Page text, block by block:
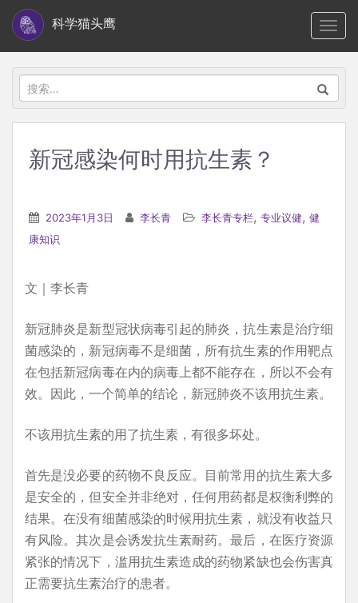
i
科学猫头鹰
搜
索：
新冠感染何时用抗生素？
2023年1月3日 李长青 李长青专栏, 专业议健, 健
康知识
文｜李长青
新冠肺炎是新型冠状病毒引起的肺炎，抗生素是治疗细
菌感染的，新冠病毒不是细菌，所有抗生素的作用靶点
在包括新冠病毒在内的病毒上都不能存在，所以不会有
效。因此，一个简单的结论，新冠肺炎不该用抗生素。
不该用抗生素的用了抗生素，有很多坏处。
首先是没必要的药物不良反应。目前常用的抗生素大多
是安全的，但安全并非绝对，任何用药都是权衡利弊的
结果。在没有细菌感染的时候用抗生素，就没有收益只
有风险。其次是会诱发抗生素耐药。最后，在医疗资源
紧张的情况下，滥用抗生素造成的药物紧缺也会伤害真
正需要抗生素治疗的患者。